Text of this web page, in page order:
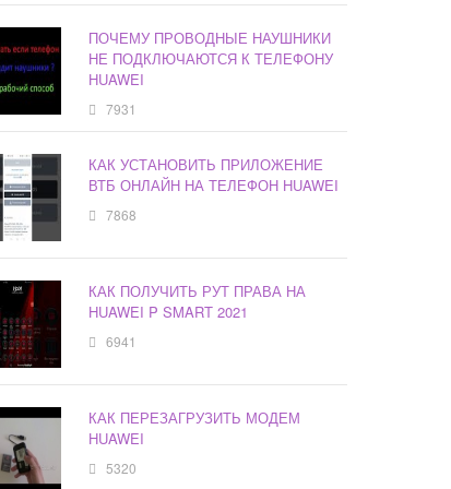
ПОЧЕМУ ПРОВОДНЫЕ НАУШНИКИ
НЕ ПОДКЛЮЧАЮТСЯ К ТЕЛЕФОНУ
HUAWEI
7931
КАК УСТАНОВИТЬ ПРИЛОЖЕНИЕ
ВТБ ОНЛАЙН НА ТЕЛЕФОН HUAWEI
7868
КАК ПОЛУЧИТЬ РУТ ПРАВА НА
HUAWEI P SMART 2021
6941
КАК ПЕРЕЗАГРУЗИТЬ МОДЕМ
HUAWEI
5320